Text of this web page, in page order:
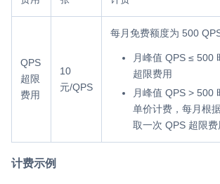
QPS
超限
费用
10
元/QPS
每月免费额度为 500
月峰值 QPS ≤ 500
超限费用
月峰值 QPS > 500
单价计费，每月根
取一次 QPS 超限费
计费示例